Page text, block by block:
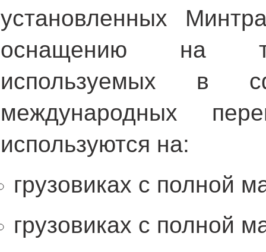
установленных
оснащению на
используемых в
международных
используются на:
грузовиках c полной
грузовиках c полной